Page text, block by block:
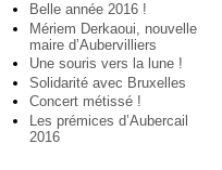
Belle année 2016 !
Mériem Derkaoui, nouvelle
maire d’Aubervilliers
Une souris vers la lune !
Solidarité avec Bruxelles
Concert métissé !
Les prémices d’Aubercail
2016